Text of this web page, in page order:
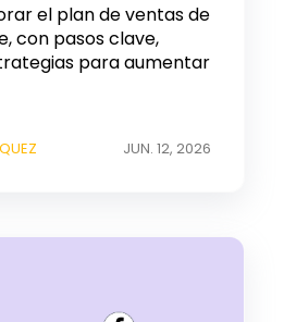
el plan de ventas de
con pasos clave,
para aumentar
JUN. 12, 2026